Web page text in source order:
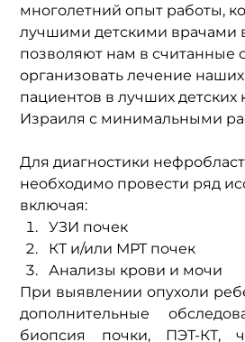
многолетний опыт работы,
лучшими детскими врачами
позволяют нам в считанные
организовать лечение
пациентов в лучших детских
Израиля с минимальными
Для диагностики
необходимо провести ряд
включая:
УЗИ почек
КТ и/или МРТ почек
Анализы крови и мочи
При выявлении опухоли
дополнительные
биопсия почки, ПЭТ-КТ,